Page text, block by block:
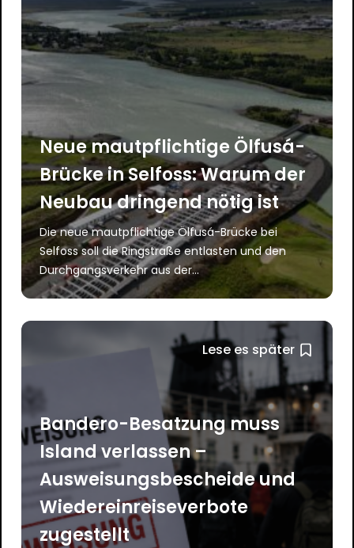
Neue mautpflichtige Ölfusá-
Brücke in Selfoss: Warum der
Neubau dringend nötig ist
Die neue mautpflichtige Ölfusá-Brücke bei
Selfoss soll die Ringstraße entlasten und den
Durchgangsverkehr aus der...
Lese es später
Bandero-Besatzung muss
Island verlassen –
Ausweisungsbescheide und
Wiedereinreiseverbote
zugestellt